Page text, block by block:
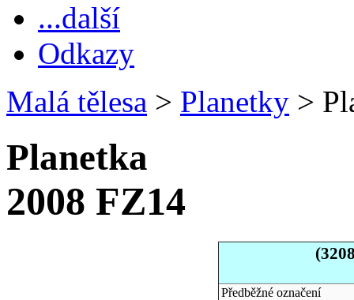
...další
Odkazy
Malá tělesa > Planetky >
Planetka
2008 FZ14
Předběžné označení